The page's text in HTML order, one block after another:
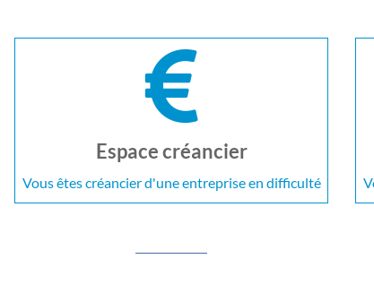
Espace créancier
Vous êtes créancier d'une entreprise en difficulté